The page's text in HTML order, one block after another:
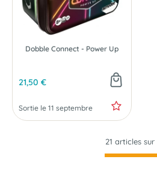
Dobble Connect - Power Up
21,50 €
Sortie le 11 septembre
21 articles sur